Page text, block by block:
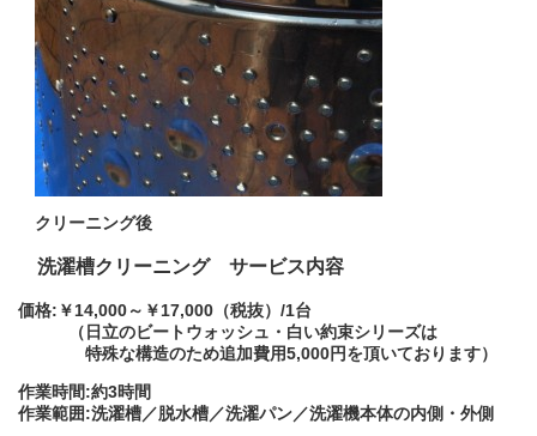
クリーニング後
洗濯槽クリーニング サービス内容
価格:￥14,000～￥17,000（税抜）/1台
（日立のビートウォッシュ・白い約束シリーズは
特殊な構造のため追加費用5,000円を頂いております）
作業時間:約3時間
作業範囲:洗濯槽／脱水槽／洗濯パン／洗濯機本体の内側・外側